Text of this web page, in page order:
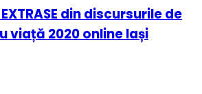
din discursurile de
viață 2020 online Iași